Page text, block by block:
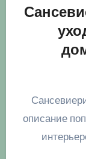
Сансевиерия: полное руководство по уходу,
описание